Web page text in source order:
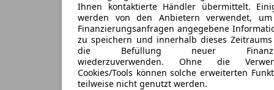
Ihnen kontaktierte Händler übermittelt.
werden von den Anbietern verwendet,
Finanzierungsanfragen angegebene
zu speichern und innerhalb dieses
die Befüllung neuer
wiederzuverwenden. Ohne die
Cookies/Tools können solche erweiterten
teilweise nicht genutzt werden.